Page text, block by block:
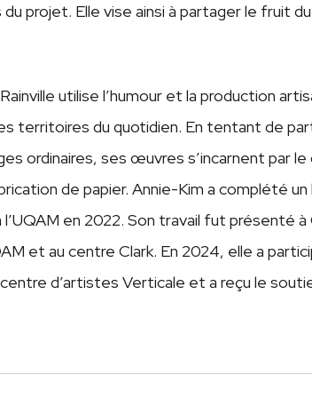
projet. Elle vise ainsi à partager le fruit
utilise l’humour et la production
territoires du quotidien. En tentant de
ordinaires, ses œuvres s’incarnent par le
de papier. Annie-Kim a complété
en 2022. Son travail fut présenté
et au centre Clark. En 2024, elle a
d’artistes Verticale et a reçu le